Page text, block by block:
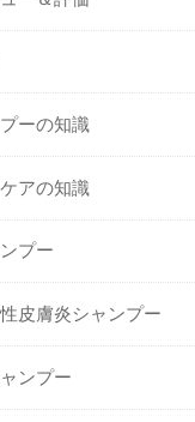
ーの知識
アの知識
プー
皮膚炎シャンプー
ンプー